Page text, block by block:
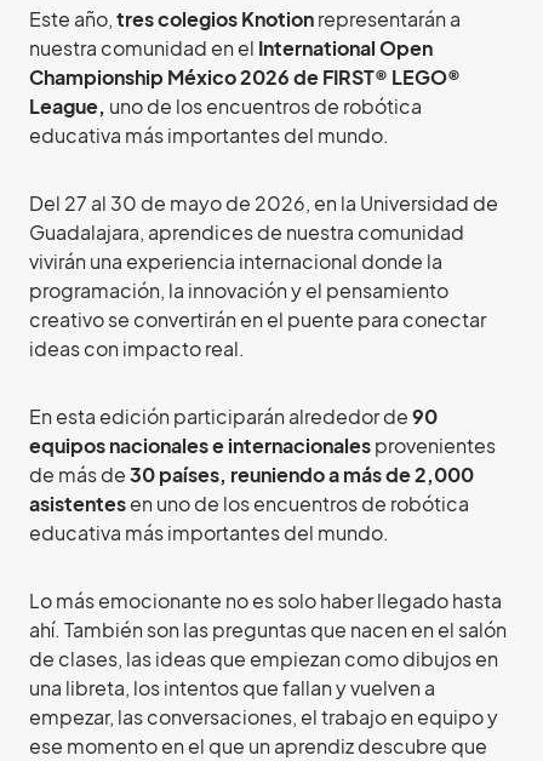
Este año,tres colegios Knotionrepresentarán a
nuestra comunidad en el International Open
Championship México 2026 de FIRST® LEGO®
League, uno de los encuentros de robótica
educativa más importantes del mundo.
Del 27 al 30 de mayo de 2026, en la Universidad de
Guadalajara, aprendices de nuestra comunidad
vivirán una experiencia internacional donde la
programación, la innovación y el pensamiento
creativo se convertirán en el puente para conectar
ideas con impacto real.
En esta edición participarán alrededor de90
equipos nacionales e internacionalesprovenientes
de más de30 países, reuniendo a más de 2,000
asistentesen uno de los encuentros de robótica
educativa más importantes del mundo.
Lo más emocionante no es solo haber llegado hasta
ahí. También son las preguntas que nacen en el salón
de clases, las ideas que empiezan como dibujos en
una libreta, los intentos que fallan y vuelven a
empezar, las conversaciones, el trabajo en equipo y
ese momento en el que un aprendiz descubre que